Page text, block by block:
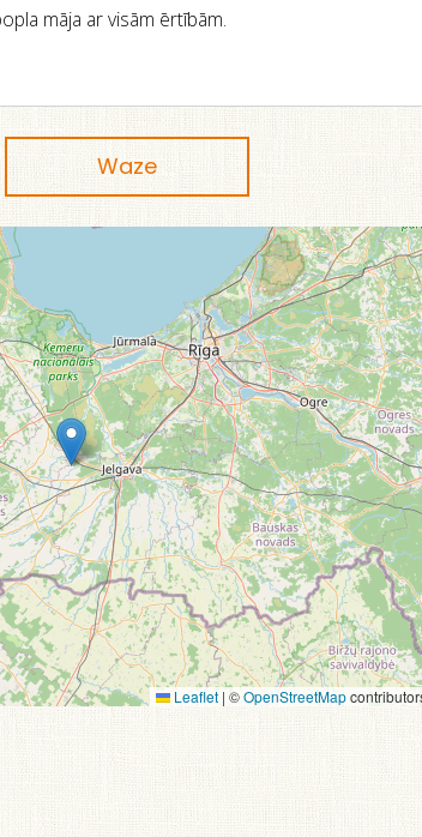
māja ar visām ērtībām.
Waze
Leaflet | ©OpenStreetMap